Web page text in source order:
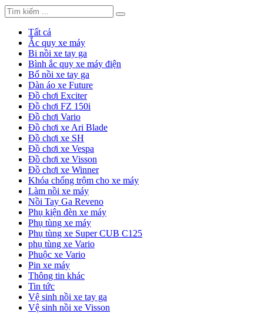
Tất cả
Ắc quy xe máy
Bi nồi xe tay ga
Bình ắc quy xe máy điện
Bố nồi xe tay ga
Dàn áo xe Future
Đồ chơi Exciter
Đồ chơi FZ 150i
Đồ chơi Vario
Đồ chơi xe Ari Blade
Đồ chơi xe SH
Đồ chơi xe Vespa
Đồ chơi xe Visson
Đồ chơi xe Winner
Khóa chống trộm cho xe máy
Làm nồi xe máy
Nồi Tay Ga Reveno
Phụ kiện đèn xe máy
Phụ tùng xe máy
Phụ tùng xe Super CUB C125
phụ tùng xe Vario
Phuộc xe Vario
Pin xe máy
Thông tin khác
Tin tức
Vệ sinh nồi xe tay ga
Vệ sinh nồi xe Visson